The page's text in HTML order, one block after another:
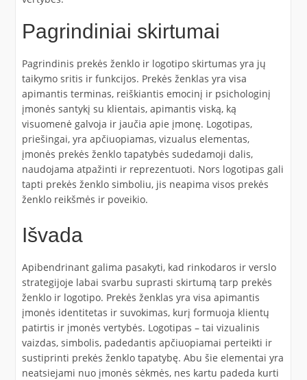
Pagrindiniai skirtumai
Pagrindinis prekės ženklo ir logotipo skirtumas yra jų
taikymo sritis ir funkcijos. Prekės ženklas yra visa
apimantis terminas, reiškiantis emocinį ir psichologinį
įmonės santykį su klientais, apimantis viską, ką
visuomenė galvoja ir jaučia apie įmonę. Logotipas,
priešingai, yra apčiuopiamas, vizualus elementas,
įmonės prekės ženklo tapatybės sudedamoji dalis,
naudojama atpažinti ir reprezentuoti. Nors logotipas gali
tapti prekės ženklo simboliu, jis neapima visos prekės
ženklo reikšmės ir poveikio.
Išvada
Apibendrinant galima pasakyti, kad rinkodaros ir verslo
strategijoje labai svarbu suprasti skirtumą tarp prekės
ženklo ir logotipo. Prekės ženklas yra visa apimantis
įmonės identitetas ir suvokimas, kurį formuoja klientų
patirtis ir įmonės vertybės. Logotipas – tai vizualinis
vaizdas, simbolis, padedantis apčiuopiamai perteikti ir
sustiprinti prekės ženklo tapatybę. Abu šie elementai yra
neatsiejami nuo įmonės sėkmės, nes kartu padeda kurti